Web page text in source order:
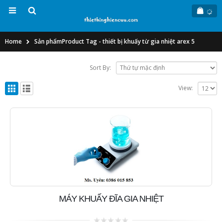
Home Sản phẩmProduct Tag -thiết bị khuấy từ gia nhiệt arex 5
Sort By:
View:
MÁY KHUẤY ĐĨA GIA NHIỆT